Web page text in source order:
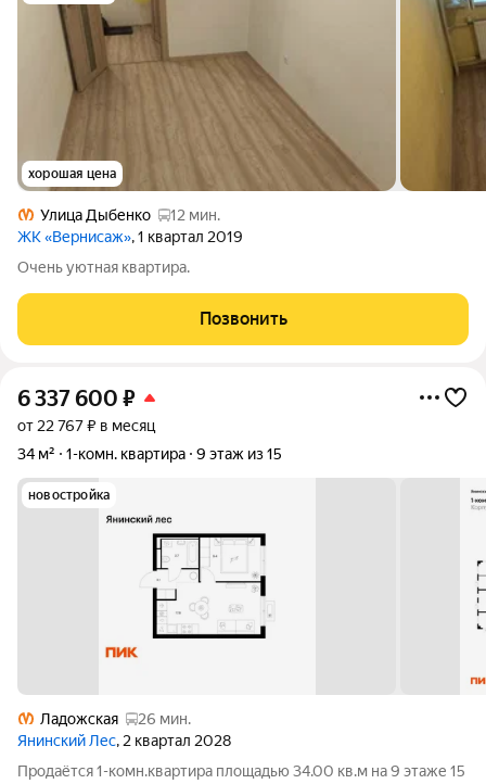
хорошая цена
Улица Дыбенко
12 мин.
ЖК «Вернисаж», 1 квартал 2019
Очень уютная квартира.
Позвонить
6 337 600 ₽
от 22 767 ₽ в месяц
34 м²
1-комн. квартира 9 этаж из 15
новостройка
Ладожская
26 мин.
Янинский Лес, 2 квартал 2028
Продаётся 1-комн.квартира площадью 34.00 кв.м на 9 этаже 15